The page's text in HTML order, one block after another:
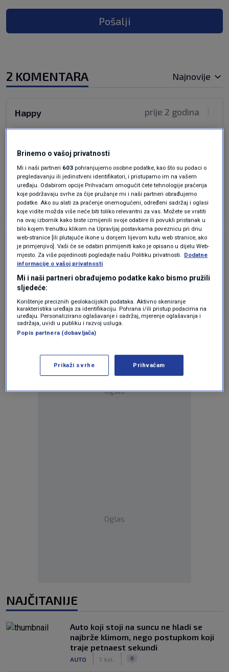
Pošalji
2 KOMENTARA Najnovije
prije 2 godina
Happy
vijest je objavljena 2011. To sve govori o
njihovim odnosima s medijima i kako je on
"tamo".
Odgovor
prije 2 godina
Happy
Nije to on. To je Veselin Vujović.
Oglas
Oglas
NAJČITANIJE
Auto koji stoji na suncu ne hladi se
najbrže klimom, nego postupkom koji
traje petnaest sekundi
AUTO 7. kol. 0
Brinemo o vašoj privatnosti
Mi i naši partneri 603 pohranjujemo osobne podatke, kao što su podaci o
pregledavanju ili jedinstveni identifikatori, i pristupamo im na vašem
uređaju. Odabirom opcije Prihvaćam omogućit ćete tehnologije praćenja
koje podržavaju svrhe za čije pružanje mi i naši partneri obrađujemo
podatke. Ako su alati za praćenje onemogućeni, određeni sadržaj i oglasi
koje vidite možda više neće biti toliko relevantni za vas. Možete se vratiti
na ovaj izbornik kako biste izmijenili svoje odabire ili povukli pristanak u
bilo kojem trenutku klikom na Upravljaj postavkama poveznicu pri dnu
web-stranice [ili plutajuće ikone u donjem lijevom kutu web stranice, ako
je primjenjivo]. Vaši će se odabiri primijeniti kako je opisano u dijelu Web-
mjesto. Za više pojedinosti pogledajte našu Politiku privatnosti.
Dodatne
informacije o vašoj privatnosti
Mi i naši partneri obrađujemo podatke kako bismo pružili
sljedeće:
Korištenje preciznih geolokacijskih podataka. Aktivno skeniranje
karakteristika uređaja za identifikaciju. Pohrana i/ili pristup podacima na
uređaju. Personalizirano oglašavanje i sadržaj, mjerenje oglašavanja i
sadržaja, uvidi u publiku i razvoj usluga.
Popis partnera (dobavljača)
Prikaži svrhe Prihvaćam